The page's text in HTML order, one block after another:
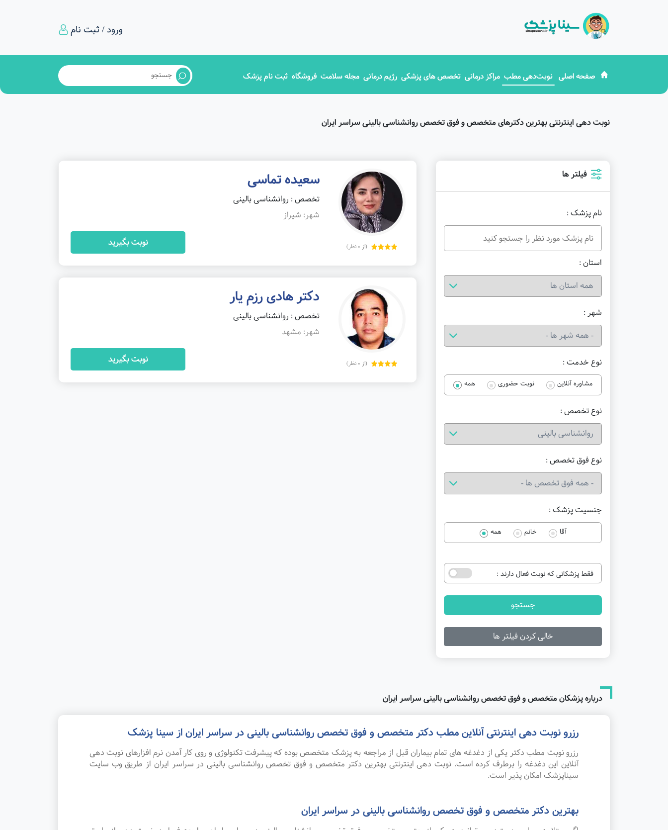
ورود / ثبت نام
صفحه اصلی نوبت‌دهی مطب مراکز درمانی تخصص های پزشکی رژیم درمانی مجله سلامت فروشگاه ثبت نام پزشک
نوبت دهی اینترنتی بهترین دکترهای متخصص و فوق تخصص روانشناسی بالینی سراسر ایران
فیلتر ها
نام پزشک :
استان :
شهر :
نوع خدمت :
مشاوره آنلاین نوبت حضوری همه
نوع تخصص :
نوع فوق تخصص :
جنسیت پزشک :
آقا خانم همه
فقط پزشکانی که نوبت فعال دارند :
جستجو
خالی کردن فیلتر ها
(از 0 نظر)
سعیده تماسی
تخصص : روانشناسی بالینی
شهر: شیراز
نوبت بگیرید
(از 0 نظر)
دکتر هادی رزم یار
تخصص : روانشناسی بالینی
شهر: مشهد
نوبت بگیرید
درباره پزشکان متخصص و فوق تخصص روانشناسی بالینی سراسر ایران
رزرو نوبت دهی اینترنتی آنلاین مطب دکتر متخصص و فوق تخصص روانشناسی بالینی در سراسر ایران از سینا پزشک
رزرو نوبت مطب دکتر یکی از دغدغه های تمام بیماران قبل از مراجعه به پزشک متخصص بوده که پیشرفت تکنولوژی و روی کار آمدن نرم افزارهای نوبت دهی
آنلاین این دغدغه را برطرف کرده است. نوبت دهی اینترنتی بهترین دکتر متخصص و فوق تخصص روانشناسی بالینی در سراسر ایران از طریق وب سایت
سیناپزشک امکان پذیر است.
بهترین دکتر متخصص و فوق تخصص روانشناسی بالینی در سراسر ایران